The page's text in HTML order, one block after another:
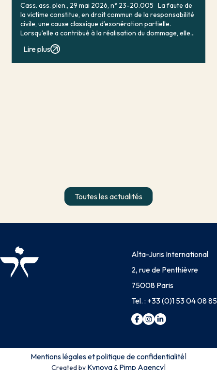
Cass. ass. plen., 29 mai 2026, n° 23-20.005 La faute de
la victime constitue, en droit commun de la responsabilité
civile, une cause classique d’exonération partielle.
Lorsqu’elle a contribué à la réalisation du dommage, elle
conduit en principe à […]
Lire plus
Toutes les actualités
Alta-Juris International
2, rue de Penthièvre
75008 Paris
Tel. : +33 (0)1 53 04 08 85
Mentions légales et politique de confidentialité|
Created by Kynova&Pimp Agency|